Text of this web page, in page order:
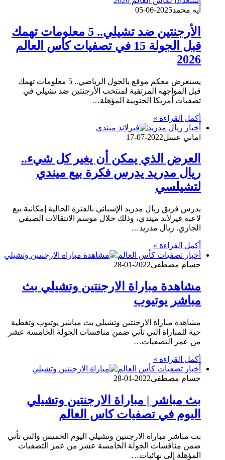
آيه محمد2025-06-05
الأرجنتين ضد تشيلي.. 5 معلومات تهمك
قبل الجولة 15 في تصفيات كأس العالم
2026
يستعرض معكم موقع بالجول الرياضي.. 5 معلومات تهمك
قبل المواجهة المرتقبة لمنتخب الأرجنتين ضد تشيلي في
تصفيات أمريكا الجنوبية المؤهلة…
أكمل القراءة »
أخبار ريال مدريد
اماني عسل2022-07-17
العرض الذي يمكن أن يغير كل شيء..
ريال مدريد يدرس فكرة بيع ميندي
لتشيلسي
يدرس فريق ريال مدريد الإسباني بالفترة الحالية إمكانية بيع
لاعبه فيرلاند ميندي، وذلك خلال موسم الانتقالات الصيفي
الجاري. ريال مدريد…
أكمل القراءة »
أخبار تصفيات كأس العالم
حسام مصطفى2022-01-28
مشاهدة مباراة الارجنتين وتشيلي بث
مباشر يوتيوب
مشاهدة مباراة الارجنتين وتشيلي بث مباشر يوتيوب وتغطية
حية للمباراة التي تأتي ضمن منافسات الجولة الخامسة عشر
من عمر التصفيات…
أكمل القراءة »
أخبار تصفيات كأس العالم
حسام مصطفى2022-01-28
بث مباشر | مباراة الارجنتين وتشيلي
اليوم في تصفيات كاس العالم
بث مباشر مباراة الارجنتين وتشيلي اليوم الخميس والتي تأتي
ضمن منافسات الجولة الخامسة عشر من عمر التصفيات
المؤهلة إلى نهائيات…